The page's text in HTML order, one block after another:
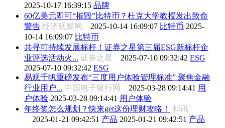
2025-10-17 16:39:15 品牌
60亿美元即可“摧毁”比特币？杜克大学教授发出致命
警告 经济观察网 2025-10-14 16:09:07 比特币 2025-
10-14 16:09:07 比特币
共寻可持续发展标杆！证券之星第三届ESG新标杆企
业评选活动火... 证券之星 2025-07-10 09:32:42 ESG
2025-07-10 09:32:42 ESG
易观千帆重磅发布“三度用户体验管理标准” 聚焦金融
行业用户... 中国电子银行网 2025-03-28 09:14:41 用
户体验 2025-03-28 09:14:41 用户体验
年终奖怎么规划？快来get这份理财攻略！
和讯
2025-01-21 09:42:51 产品 2025-01-21 09:42:51 产品